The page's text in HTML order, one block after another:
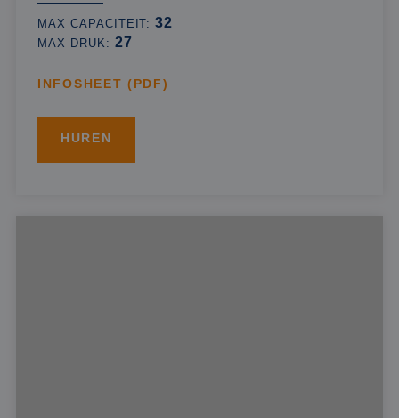
MAX CAPACITEIT:32
MAX DRUK: 27
INFOSHEET (PDF)
HUREN